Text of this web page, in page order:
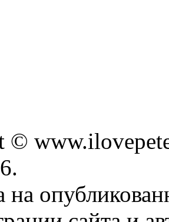
©
на